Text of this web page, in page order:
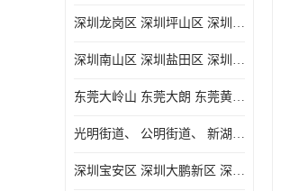
深圳龙岗区 深圳坪山区 深圳光明区 深圳龙华区
深圳南山区 深圳盐田区 深圳福田区 深圳罗湖区 深圳龙岗区
东莞大岭山 东莞大朗 东莞黄江 东莞樟木头 蔬菜配送
光明街道、 公明街道、 新湖街道、
深圳宝安区 深圳大鹏新区 深圳特别合作区